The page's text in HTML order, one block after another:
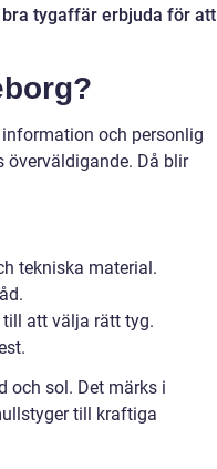
tygaffär erbjuda för att
och personlig
överväldigande. Då blir
tekniska material.
till att välja rätt tyg.
och sol. Det märks i
till kraftiga